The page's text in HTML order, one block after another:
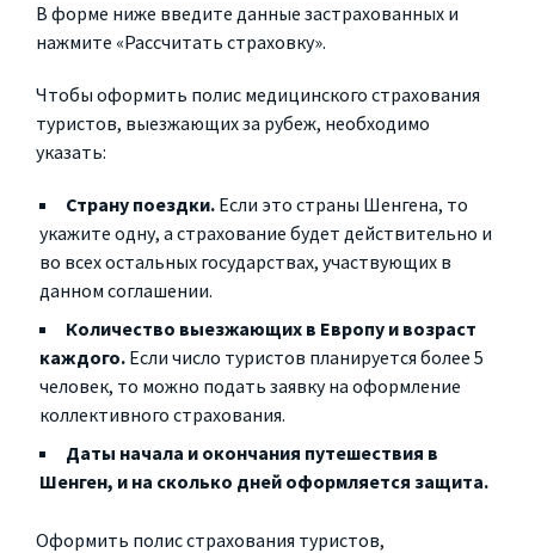
В форме ниже введите данные застрахованных и
нажмите «Рассчитать страховку».
Чтобы оформить полис медицинского страхования
туристов, выезжающих за рубеж, необходимо
указать:
Страну поездки. Если это страны Шенгена, то
укажите одну, а страхование будет действительно и
во всех остальных государствах, участвующих в
данном соглашении.
Количество выезжающих в Европу и возраст
каждого. Если число туристов планируется более 5
человек, то можно подать заявку на оформление
коллективного страхования.
Даты начала и окончания путешествия в
Шенген, и на сколько дней оформляется защита.
Оформить полис страхования туристов,